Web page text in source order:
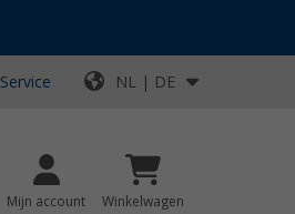
Service NL | DE
Mijn account Winkelwagen